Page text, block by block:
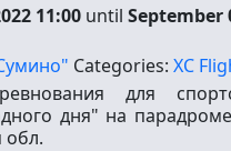
11:00 untilSeptember
Categories:XC
для
дня" на
обл.